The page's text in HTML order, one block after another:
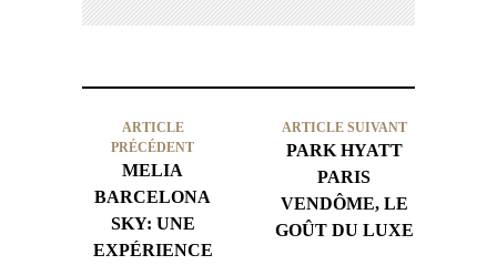
ARTICLE
PRÉCÉDENT
MELIA
BARCELONA
SKY: UNE
EXPÉRIENCE
ARTICLE SUIVANT
PARK HYATT
PARIS
VENDÔME, LE
GOÛT DU LUXE